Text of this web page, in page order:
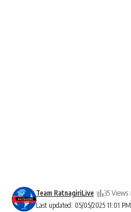
Last updated: 05/05/2025 11:01 PM
Team RatnagiriLive 35 Views